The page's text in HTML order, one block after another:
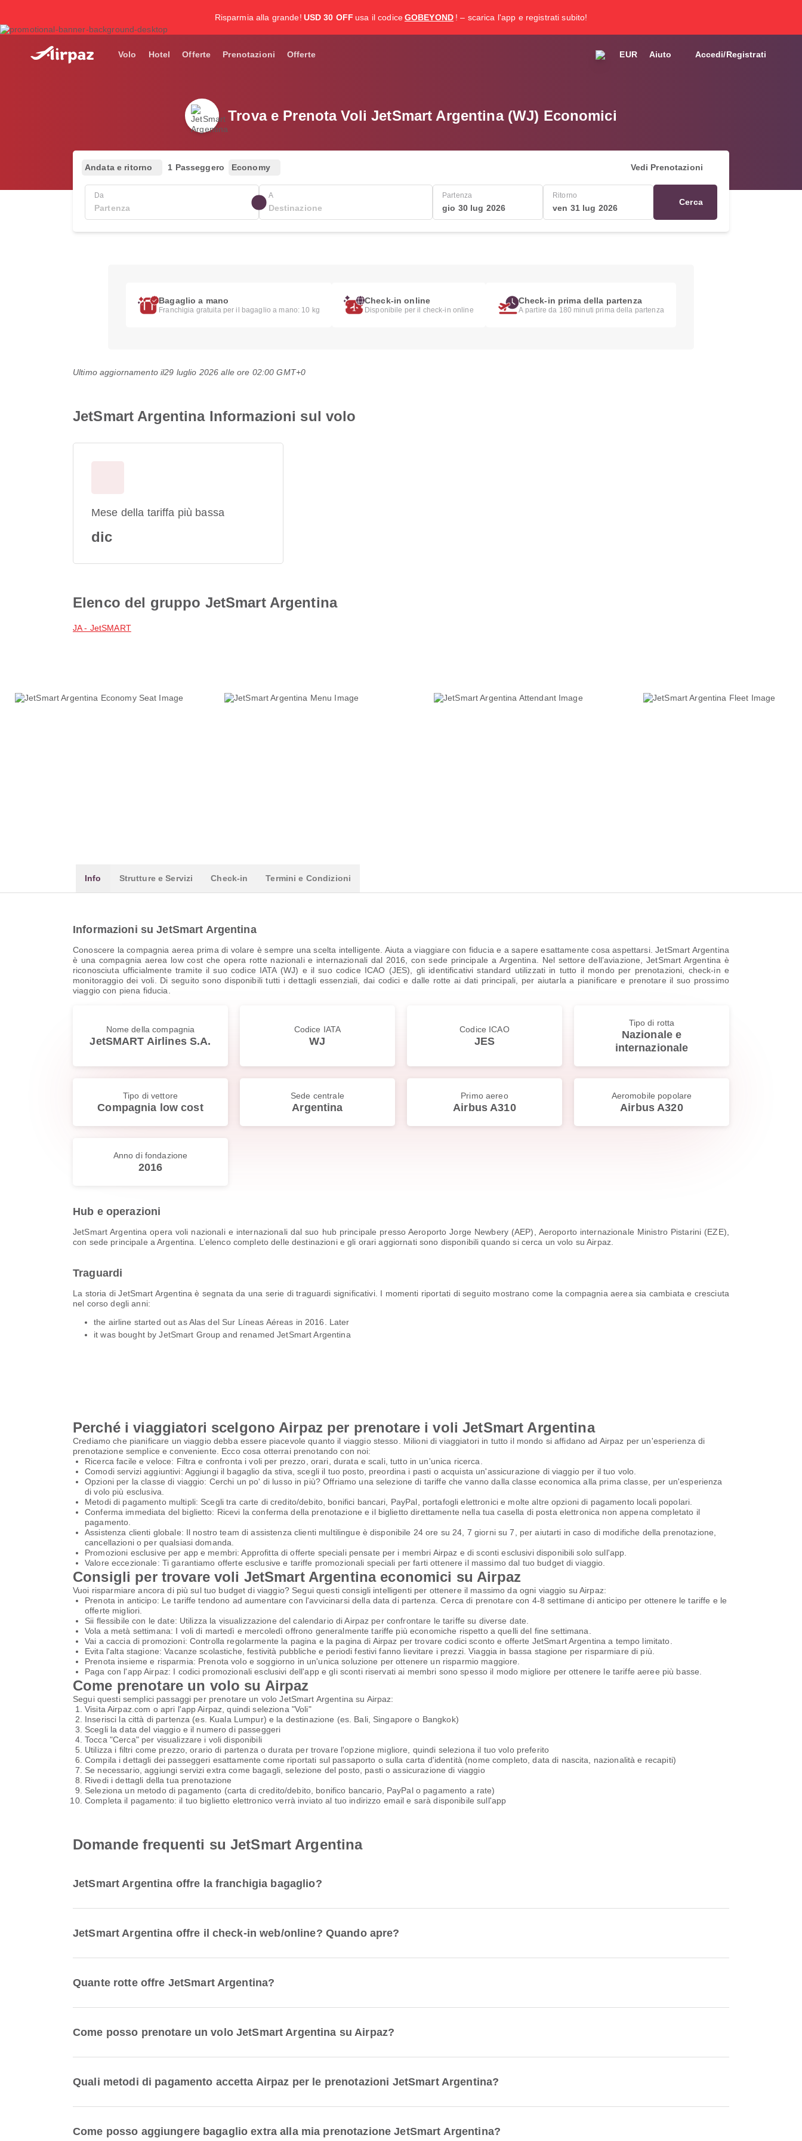
Risparmia alla grande! USD 30 OFF usa il codiceGOBEYOND ! – scarica l'app e registrati subito!
Volo Hotel Offerte Prenotazioni Offerte EUR Aiuto Accedi/Registrati
Trova e Prenota Voli JetSmart Argentina (WJ) Economici
Andata e ritorno 1 Passeggero Economy Vedi Prenotazioni
Da A Partenza
gio 30 lug 2026
Ritorno
ven 31 lug 2026
Cerca
Bagaglio a mano
Franchigia gratuita per il bagaglio a mano: 10 kg
Check-in online
Disponibile per il check-in online
Check-in prima della partenza
A partire da 180 minuti prima della partenza
Ultimo aggiornamento il29 luglio 2026 alle ore 02:00 GMT+0
JetSmart Argentina Informazioni sul volo
Mese della tariffa più bassa
dic
Elenco del gruppo JetSmart Argentina
JA - JetSMART
Info Strutture e Servizi Check-in Termini e Condizioni
Informazioni su JetSmart Argentina
Conoscere la compagnia aerea prima di volare è sempre una scelta intelligente. Aiuta a viaggiare con fiducia e a sapere esattamente cosa aspettarsi. JetSmart Argentina
è una compagnia aerea low cost che opera rotte nazionali e internazionali dal 2016, con sede principale a Argentina. Nel settore dell’aviazione, JetSmart Argentina è
riconosciuta ufficialmente tramite il suo codice IATA (WJ) e il suo codice ICAO (JES), gli identificativi standard utilizzati in tutto il mondo per prenotazioni, check-in e
monitoraggio dei voli. Di seguito sono disponibili tutti i dettagli essenziali, dai codici e dalle rotte ai dati principali, per aiutarla a pianificare e prenotare il suo prossimo
viaggio con piena fiducia.
Nome della compagnia
JetSMART Airlines S.A.
Codice IATA
WJ
Codice ICAO
JES
Tipo di rotta
Nazionale e
internazionale
Tipo di vettore
Compagnia low cost
Sede centrale
Argentina
Primo aereo
Airbus A310
Aeromobile popolare
Airbus A320
Anno di fondazione
2016
Hub e operazioni
JetSmart Argentina opera voli nazionali e internazionali dal suo hub principale presso Aeroporto Jorge Newbery (AEP), Aeroporto internazionale Ministro Pistarini (EZE),
con sede principale a Argentina. L’elenco completo delle destinazioni e gli orari aggiornati sono disponibili quando si cerca un volo su Airpaz.
Traguardi
La storia di JetSmart Argentina è segnata da una serie di traguardi significativi. I momenti riportati di seguito mostrano come la compagnia aerea sia cambiata e cresciuta
nel corso degli anni:
the airline started out as Alas del Sur Líneas Aéreas in 2016. Later
it was bought by JetSmart Group and renamed JetSmart Argentina
Perché i viaggiatori scelgono Airpaz per prenotare i voli JetSmart Argentina
Crediamo che pianificare un viaggio debba essere piacevole quanto il viaggio stesso. Milioni di viaggiatori in tutto il mondo si affidano ad Airpaz per un'esperienza di
prenotazione semplice e conveniente. Ecco cosa otterrai prenotando con noi:
Ricerca facile e veloce: Filtra e confronta i voli per prezzo, orari, durata e scali, tutto in un'unica ricerca.
Comodi servizi aggiuntivi: Aggiungi il bagaglio da stiva, scegli il tuo posto, preordina i pasti o acquista un'assicurazione di viaggio per il tuo volo.
Opzioni per la classe di viaggio: Cerchi un po' di lusso in più? Offriamo una selezione di tariffe che vanno dalla classe economica alla prima classe, per un'esperienza
di volo più esclusiva.
Metodi di pagamento multipli: Scegli tra carte di credito/debito, bonifici bancari, PayPal, portafogli elettronici e molte altre opzioni di pagamento locali popolari.
Conferma immediata del biglietto: Ricevi la conferma della prenotazione e il biglietto direttamente nella tua casella di posta elettronica non appena completato il
pagamento.
Assistenza clienti globale: Il nostro team di assistenza clienti multilingue è disponibile 24 ore su 24, 7 giorni su 7, per aiutarti in caso di modifiche della prenotazione,
cancellazioni o per qualsiasi domanda.
Promozioni esclusive per app e membri: Approfitta di offerte speciali pensate per i membri Airpaz e di sconti esclusivi disponibili solo sull'app.
Valore eccezionale: Ti garantiamo offerte esclusive e tariffe promozionali speciali per farti ottenere il massimo dal tuo budget di viaggio.
Consigli per trovare voli JetSmart Argentina economici su Airpaz
Vuoi risparmiare ancora di più sul tuo budget di viaggio? Segui questi consigli intelligenti per ottenere il massimo da ogni viaggio su Airpaz:
Prenota in anticipo: Le tariffe tendono ad aumentare con l'avvicinarsi della data di partenza. Cerca di prenotare con 4-8 settimane di anticipo per ottenere le tariffe e le
offerte migliori.
Sii flessibile con le date: Utilizza la visualizzazione del calendario di Airpaz per confrontare le tariffe su diverse date.
Vola a metà settimana: I voli di martedì e mercoledì offrono generalmente tariffe più economiche rispetto a quelli del fine settimana.
Vai a caccia di promozioni: Controlla regolarmente la pagina e la pagina di Airpaz per trovare codici sconto e offerte JetSmart Argentina a tempo limitato.
Evita l'alta stagione: Vacanze scolastiche, festività pubbliche e periodi festivi fanno lievitare i prezzi. Viaggia in bassa stagione per risparmiare di più.
Prenota insieme e risparmia: Prenota volo e soggiorno in un'unica soluzione per ottenere un risparmio maggiore.
Paga con l'app Airpaz: I codici promozionali esclusivi dell'app e gli sconti riservati ai membri sono spesso il modo migliore per ottenere le tariffe aeree più basse.
Come prenotare un volo su Airpaz
Segui questi semplici passaggi per prenotare un volo JetSmart Argentina su Airpaz:
Visita Airpaz.com o apri l'app Airpaz, quindi seleziona "Voli"
Inserisci la città di partenza (es. Kuala Lumpur) e la destinazione (es. Bali, Singapore o Bangkok)
Scegli la data del viaggio e il numero di passeggeri
Tocca "Cerca" per visualizzare i voli disponibili
Utilizza i filtri come prezzo, orario di partenza o durata per trovare l'opzione migliore, quindi seleziona il tuo volo preferito
Compila i dettagli dei passeggeri esattamente come riportati sul passaporto o sulla carta d'identità (nome completo, data di nascita, nazionalità e recapiti)
Se necessario, aggiungi servizi extra come bagagli, selezione del posto, pasti o assicurazione di viaggio
Rivedi i dettagli della tua prenotazione
Seleziona un metodo di pagamento (carta di credito/debito, bonifico bancario, PayPal o pagamento a rate)
Completa il pagamento: il tuo biglietto elettronico verrà inviato al tuo indirizzo email e sarà disponibile sull'app
Domande frequenti su JetSmart Argentina
JetSmart Argentina offre la franchigia bagaglio?
JetSmart Argentina offre il check-in web/online? Quando apre?
Quante rotte offre JetSmart Argentina?
Come posso prenotare un volo JetSmart Argentina su Airpaz?
Quali metodi di pagamento accetta Airpaz per le prenotazioni JetSmart Argentina?
Come posso aggiungere bagaglio extra alla mia prenotazione JetSmart Argentina?